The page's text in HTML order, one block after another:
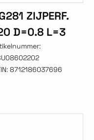
ZIJPERF.
D=0.8 L=3
8712186037696